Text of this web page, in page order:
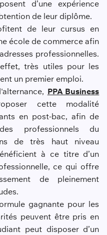
d’une expérience
de leur diplôme.
de leur cursus en
école de commerce afin
professionnelles.
très utiles pour les
un premier emploi.
PPA Business
cette modalité
en post-bac, afin de
professionnels du
de très haut niveau
à ce titre d’un
ce qui offre
de pleinement
gagnante pour les
peuvent être pris en
peut disposer d’un